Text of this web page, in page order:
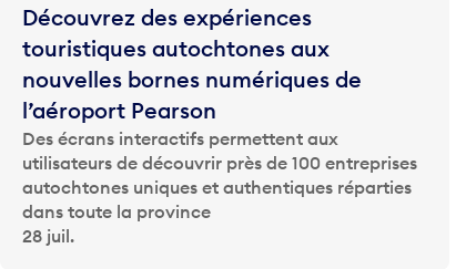
Découvrez des expériences
touristiques autochtones aux
nouvelles bornes numériques de
l’aéroport Pearson
Des écrans interactifs permettent aux
utilisateurs de découvrir près de 100 entreprises
autochtones uniques et authentiques réparties
dans toute la province
28 juil.